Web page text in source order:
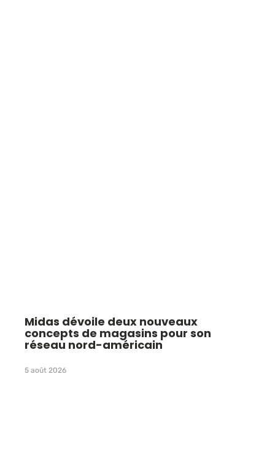
Midas dévoile deux nouveaux
concepts de magasins pour son
réseau nord-américain
5 août 2026